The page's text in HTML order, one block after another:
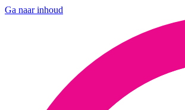
Ga naar inhoud